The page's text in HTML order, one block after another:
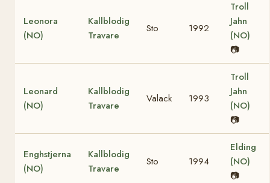
Leonora
(NO)
Kallblodig
Travare
Sto 1992
Troll
Jahn
(NO)
📷
Leonard
(NO)
Kallblodig
Travare
Valack 1993
Troll
Jahn
(NO)
📷
Enghstjerna
(NO)
Kallblodig
Travare
Sto 1994
Elding
(NO)
📷